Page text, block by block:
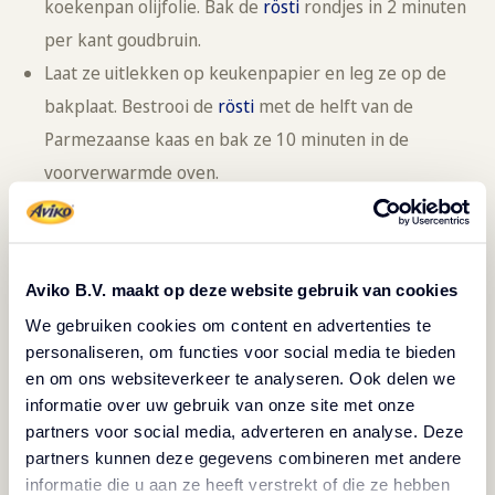
Aviko B.V. maakt op deze website gebruik van cookies
We gebruiken cookies om content en advertenties te
personaliseren, om functies voor social media te bieden
en om ons websiteverkeer te analyseren. Ook delen we
informatie over uw gebruik van onze site met onze
partners voor social media, adverteren en analyse. Deze
partners kunnen deze gegevens combineren met andere
informatie die u aan ze heeft verstrekt of die ze hebben
koekenpan olijfolie. Bak de rösti rondjes in 2 minuten
per kant goudbruin.
Laat ze uitlekken op keukenpapier en leg ze op de
bakplaat. Bestrooi de rösti met de helft van de
Parmezaanse kaas en bak ze 10 minuten in de
voorverwarmde oven.
Snijd
van de aubergines plakken van gelijke dikte.
Snijd intussen de mozzarella in plakken en dep droog
met keukenpapier. Laat de aubergine uitlekken
op keukenpapier.
Schenk de tomatensaus in een ovenschaal. Snijd van
de laatste 5 tomaten ook mooie plakken. Bouw
torentjes: begin met een plak tomaat bestrooid met